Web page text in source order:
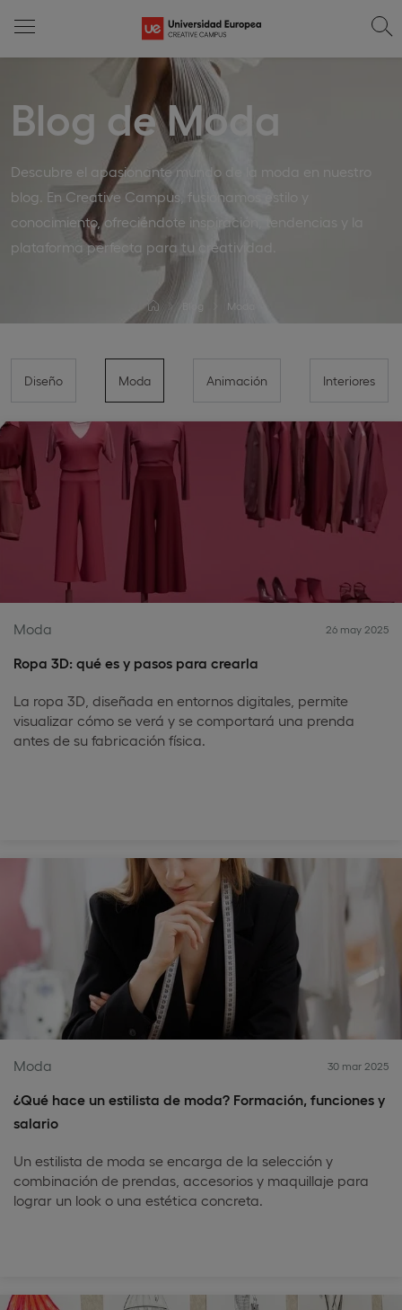
Blog de Moda
Descubre el apasionante mundo de la moda en nuestro
blog. En Creative Campus, fusionamos estilo y
conocimiento, ofreciéndote inspiración, tendencias y la
plataforma perfecta para tu creatividad.
Moda
Diseño Moda Animación Interiores
Moda 26 may 2025
Ropa 3D: qué es y pasos para crearla
La ropa 3D, diseñada en entornos digitales, permite
visualizar cómo se verá y se comportará una prenda
antes de su fabricación física.
Moda 30 mar 2025
¿Qué hace un estilista de moda? Formación, funciones y
salario
Un estilista de moda se encarga de la selección y
combinación de prendas, accesorios y maquillaje para
lograr un look o una estética concreta.